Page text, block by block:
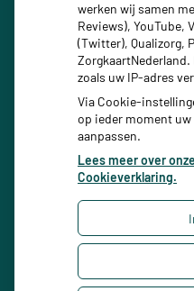
Stel een vraag
Uw Zorg
werken wij samen
Reviews), YouTube,
(Twitter), Qualizorg,
ZorgkaartNederland.
zoals uw IP-adres
Via Cookie-
op ieder moment
aanpassen.
Lees meer over
Cookieverklaring.